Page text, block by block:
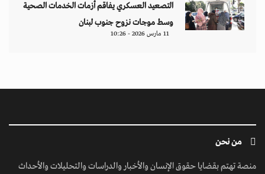
التصعيد العسكري يفاقم أزمات الخدمات الصحية
وسط موجات نزوح جنوب لبنان
11 مارس 2026 - 10:26
من نحن
منصة تهتم بقضايا حقوق الإنسان والأخبار والدراسات والتحليلات والأحداث